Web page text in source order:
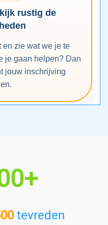
rustig de
en zie wat we je te
je gaan helpen? Dan
jouw inschrijving
tevreden